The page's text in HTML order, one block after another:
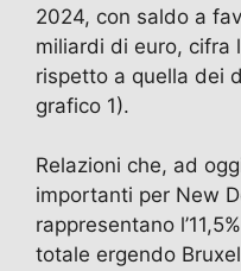
2024, con saldo a
miliardi di euro, cifra
rispetto a quella dei
grafico 1).
Relazioni che, ad
importanti per New
rappresentano
totale ergendo